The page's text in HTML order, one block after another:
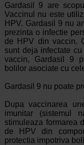
Gardasil 9 are
Vaccinul nu este
HPV. Gardasil 9 nu
prezinta o infectie
de HPV din vaccin.
sunt deja infectate
vaccin, Gardasil 9
bolilor asociate cu
Gardasil 9 nu poate
Dupa vaccinarea
imunitar (sistemul
stimuleaza formarea
de HPV din
protectia impotriva